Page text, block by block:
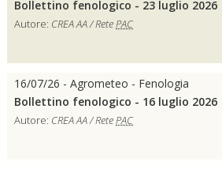
Bollettino fenologico - 23 luglio 2026
Autore: CREA AA / RetePAC
16/07/26 - Agrometeo - Fenologia
Bollettino fenologico - 16 luglio 2026
Autore: CREA AA / RetePAC